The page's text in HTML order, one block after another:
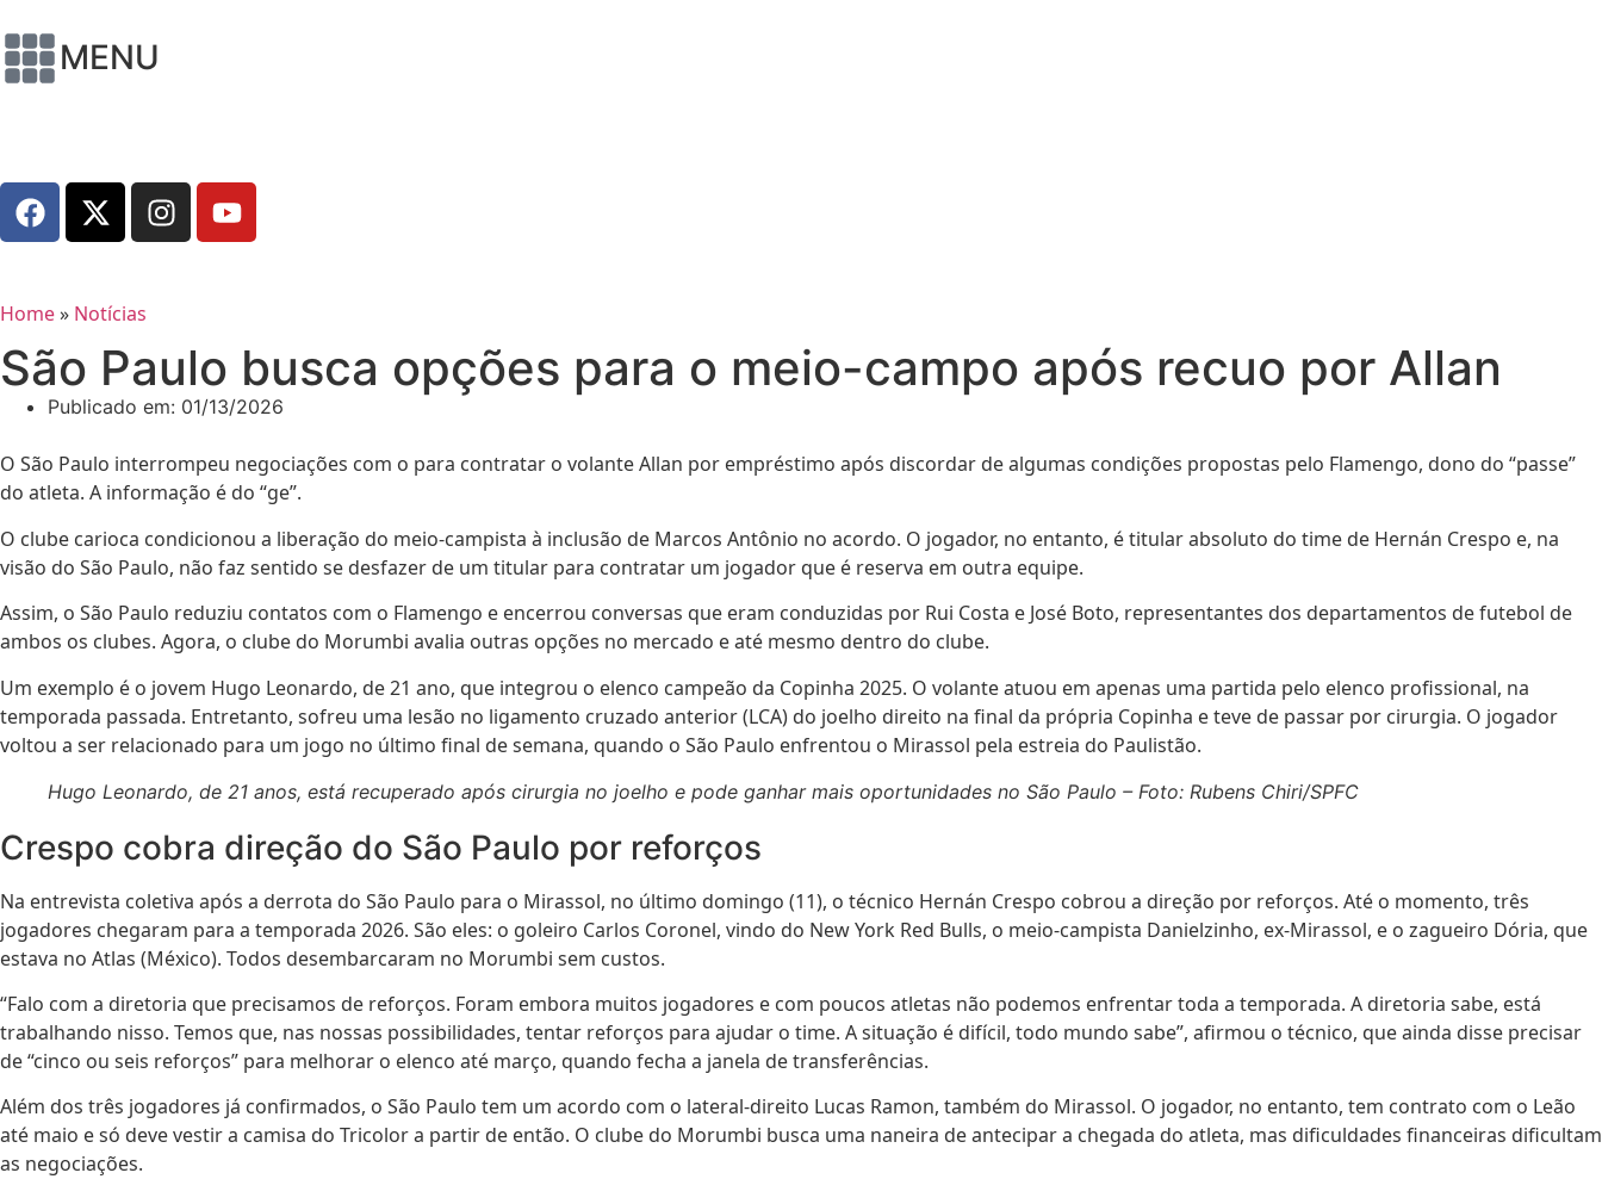
MENU
Home» Notícias
São Paulo busca opções para o meio-campo após recuo por Allan
Publicado em: 01/13/2026
O São Paulo interrompeu negociações com o para contratar o volante Allan por empréstimo após discordar de algumas condições propostas pelo Flamengo, dono do “passe”
do atleta. A informação é do “ge”.
O clube carioca condicionou a liberação do meio-campista à inclusão de Marcos Antônio no acordo. O jogador, no entanto, é titular absoluto do time de Hernán Crespo e, na
visão do São Paulo, não faz sentido se desfazer de um titular para contratar um jogador que é reserva em outra equipe.
Assim, o São Paulo reduziu contatos com o Flamengo e encerrou conversas que eram conduzidas por Rui Costa e José Boto, representantes dos departamentos de futebol de
ambos os clubes. Agora, o clube do Morumbi avalia outras opções no mercado e até mesmo dentro do clube.
Um exemplo é o jovem Hugo Leonardo, de 21 ano, que integrou o elenco campeão da Copinha 2025. O volante atuou em apenas uma partida pelo elenco profissional, na
temporada passada. Entretanto, sofreu uma lesão no ligamento cruzado anterior (LCA) do joelho direito na final da própria Copinha e teve de passar por cirurgia. O jogador
voltou a ser relacionado para um jogo no último final de semana, quando o São Paulo enfrentou o Mirassol pela estreia do Paulistão.
Hugo Leonardo, de 21 anos, está recuperado após cirurgia no joelho e pode ganhar mais oportunidades no São Paulo – Foto: Rubens Chiri/SPFC
Crespo cobra direção do São Paulo por reforços
Na entrevista coletiva após a derrota do São Paulo para o Mirassol, no último domingo (11), o técnico Hernán Crespo cobrou a direção por reforços. Até o momento, três
jogadores chegaram para a temporada 2026. São eles: o goleiro Carlos Coronel, vindo do New York Red Bulls, o meio-campista Danielzinho, ex-Mirassol, e o zagueiro Dória, que
estava no Atlas (México). Todos desembarcaram no Morumbi sem custos.
“Falo com a diretoria que precisamos de reforços. Foram embora muitos jogadores e com poucos atletas não podemos enfrentar toda a temporada. A diretoria sabe, está
trabalhando nisso. Temos que, nas nossas possibilidades, tentar reforços para ajudar o time. A situação é difícil, todo mundo sabe”, afirmou o técnico, que ainda disse precisar
de “cinco ou seis reforços” para melhorar o elenco até março, quando fecha a janela de transferências.
Além dos três jogadores já confirmados, o São Paulo tem um acordo com o lateral-direito Lucas Ramon, também do Mirassol. O jogador, no entanto, tem contrato com o Leão
até maio e só deve vestir a camisa do Tricolor a partir de então. O clube do Morumbi busca uma naneira de antecipar a chegada do atleta, mas dificuldades financeiras dificultam
as negociações.